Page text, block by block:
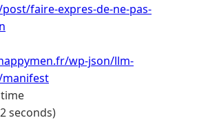
faire-expres-de-ne-pas-
wp-json/llm-
seconds)